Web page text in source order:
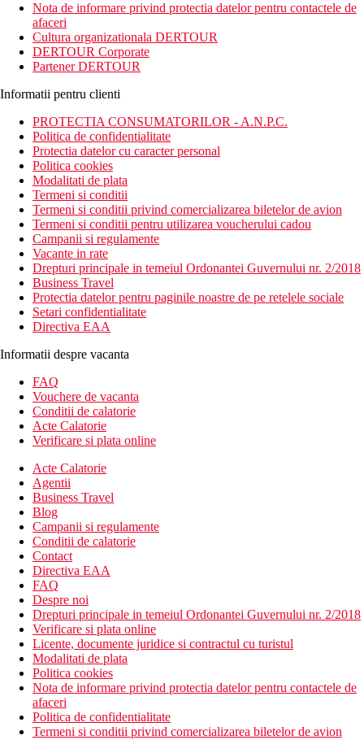
Nota de informare privind protectia datelor pentru contactele de
afaceri
Cultura organizationala DERTOUR
DERTOUR Corporate
Partener DERTOUR
Informatii pentru clienti
PROTECTIA CONSUMATORILOR - A.N.P.C.
Politica de confidentialitate
Protectia datelor cu caracter personal
Politica cookies
Modalitati de plata
Termeni si conditii
Termeni si conditii privind comercializarea biletelor de avion
Termeni si conditii pentru utilizarea voucherului cadou
Campanii si regulamente
Vacante in rate
Drepturi principale in temeiul Ordonantei Guvernului nr. 2/2018
Business Travel
Protectia datelor pentru paginile noastre de pe retelele sociale
Setari confidentialitate
Directiva EAA
Informatii despre vacanta
FAQ
Vouchere de vacanta
Conditii de calatorie
Acte Calatorie
Verificare si plata online
Acte Calatorie
Agentii
Business Travel
Blog
Campanii si regulamente
Conditii de calatorie
Contact
Directiva EAA
FAQ
Despre noi
Drepturi principale in temeiul Ordonantei Guvernului nr. 2/2018
Verificare si plata online
Licente, documente juridice si contractul cu turistul
Modalitati de plata
Politica cookies
Nota de informare privind protectia datelor pentru contactele de
afaceri
Politica de confidentialitate
Termeni si conditii privind comercializarea biletelor de avion